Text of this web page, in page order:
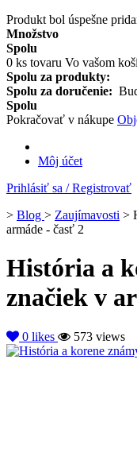
Produkt bol úspešne
Množstvo
Spolu
0 ks tovaru Vo vašom
Spolu za produkty:
Spolu za doručenie:
Spolu
Pokračovať v nákupe
Môj účet
Prihlásiť sa / Registrovať
> Blog > Zaujímavosti >
armáde - časť 2
História a
značiek v
0 likes 573 views